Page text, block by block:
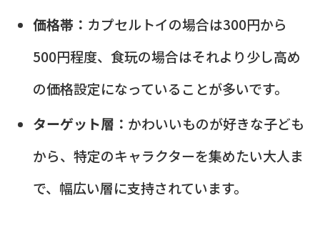
価格帯： カプセルトイの場合は300円から
500円程度、食玩の場合はそれより少し高め
の価格設定になっていることが多いです。
ターゲット層： かわいいものが好きな子ども
から、特定のキャラクターを集めたい大人ま
で、幅広い層に支持されています。